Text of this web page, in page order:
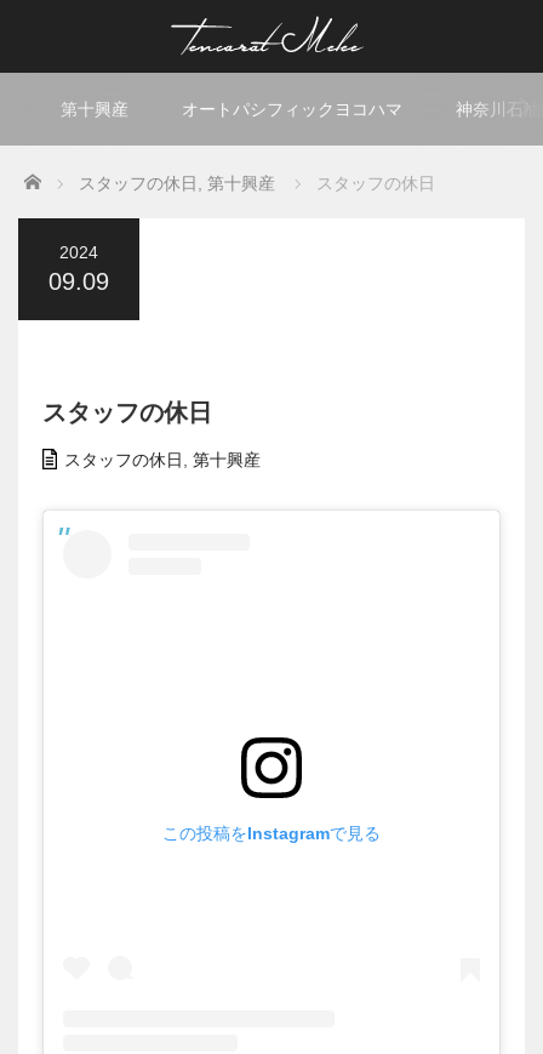
第十興産 オートパシフィックヨコハマ 神奈川石
Home スタッフの休日 第十興産 スタッフの休日
2024
09.09
スタッフの休日
スタッフの休日 第十興産
この投稿をInstagramで見る